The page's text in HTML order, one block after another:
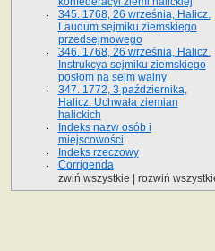
345. 1768, 26 września, Halicz.
Laudum sejmiku ziemskiego
przedsejmowego
346. 1768, 26 września, Halicz.
Instrukcya sejmiku ziemskiego
posłom na sejm walny
347. 1772, 3 października,
Halicz. Uchwała ziemian
halickich
Indeks nazw osób i
miejscowości
Indeks rzeczowy
Corrigenda
zwiń wszystkie
rozwiń